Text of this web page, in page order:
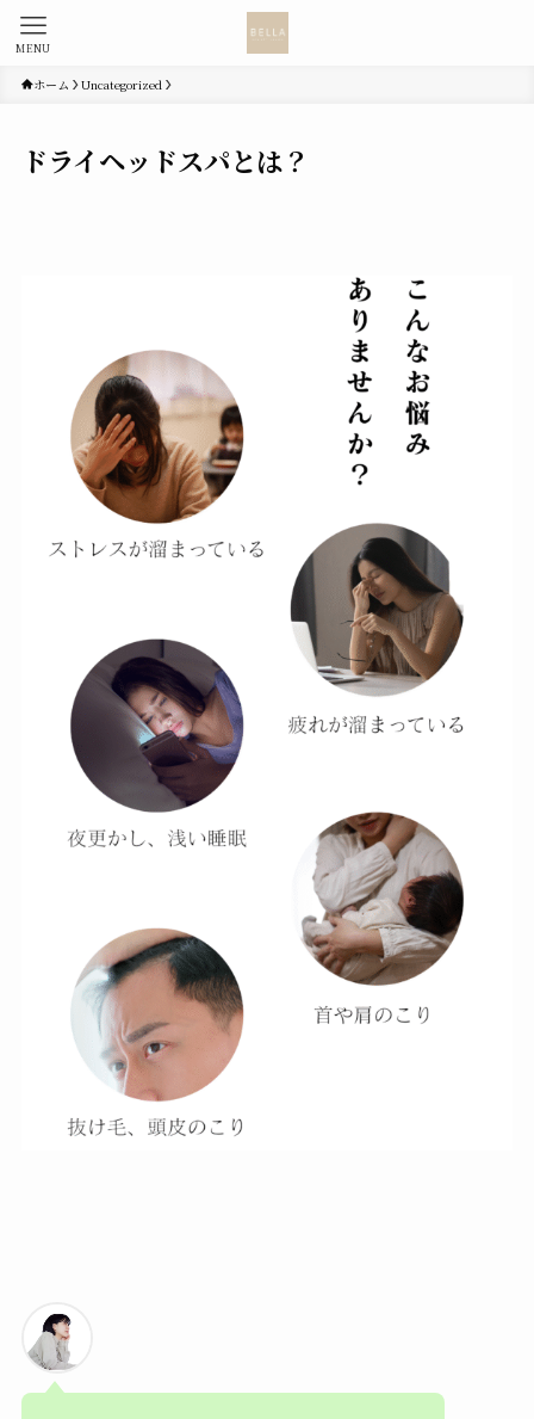
MENU
ホーム Uncategorized
ドライヘッドスパとは？